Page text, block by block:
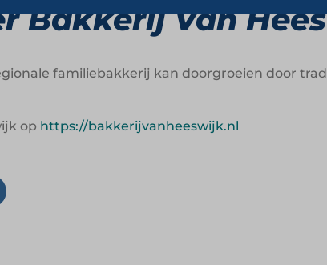
Bakkerij Van
familiebakkerij kan doorgroeien door
op https://bakkerijvanheeswijk.nl